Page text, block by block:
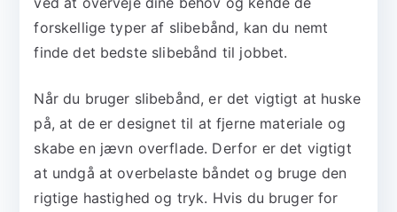
forskellige typer af slibebånd, kan du nemt
finde det bedste slibebånd til jobbet.
Når du bruger slibebånd, er det vigtigt at huske
på, at de er designet til at fjerne materiale og
skabe en jævn overflade. Derfor er det vigtigt
at undgå at overbelaste båndet og bruge den
rigtige hastighed og tryk. Hvis du bruger for